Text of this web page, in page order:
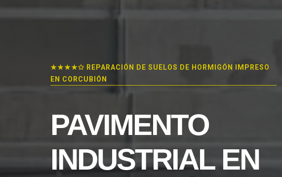
★★★★✩ REPARACIÓN DE SUELOS DE HORMIGÓN IMPRESO
EN CORCUBIÓN
PAVIMENTO
INDUSTRIAL EN